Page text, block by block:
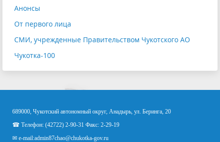
Анонсы
От первого лица
СМИ, учрежденные Правительством Чукотского АО
Чукотка-100
689000, Чукотский автономный округ, Анадырь, ул. Беринга, 20
☎ Телефон: (42722) 2-90-31 Факс: 2-29-19
✉ e-mail:admin87chao@chukotka-gov.ru